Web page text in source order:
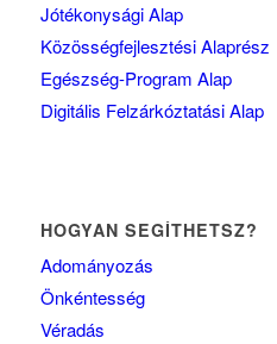
Jótékonysági Alap
Közösségfejlesztési Alaprész
Egészség-Program Alap
Digitális Felzárkóztatási Alap
HOGYAN SEGÍTHETSZ?
Adományozás
Önkéntesség
Véradás